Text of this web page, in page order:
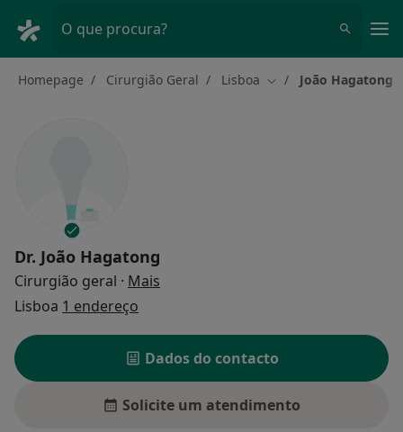
O que procura?
Homepage Cirurgião Geral Lisboa Mudar de cidade
João Hagatong
Dr. João Hagatong
Cirurgião geral · Mais
Lisboa 1 endereço
Dados do contacto
Solicite um atendimento